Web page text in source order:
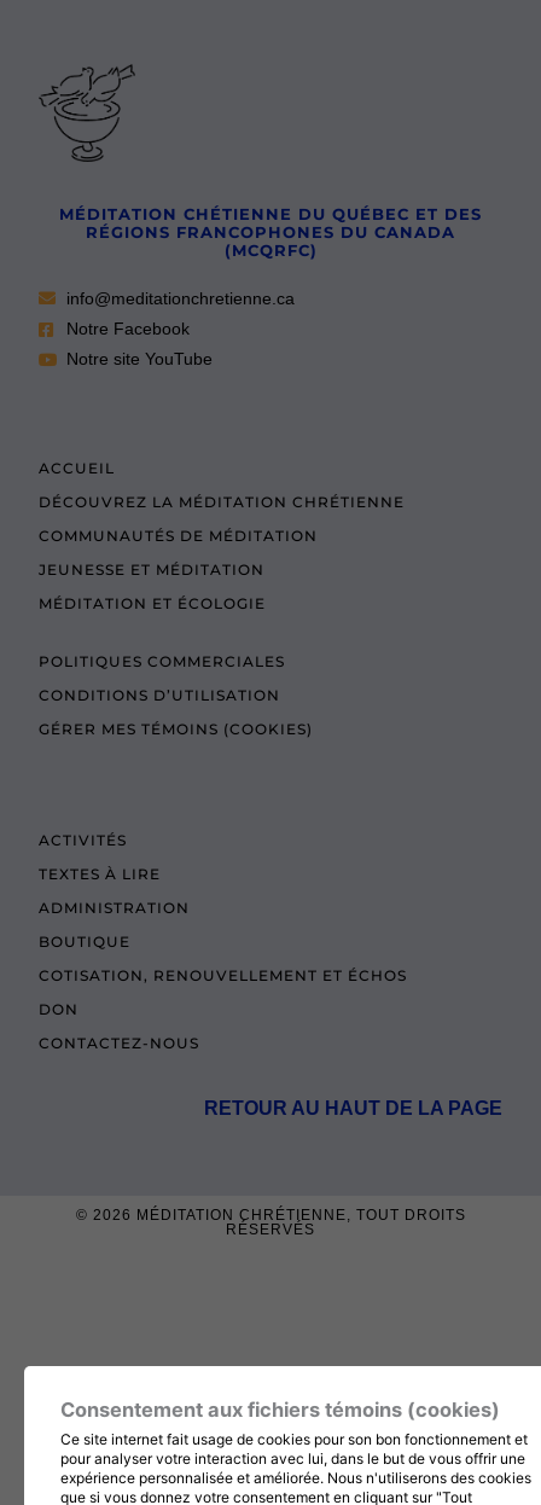
MÉDITATION CHÉTIENNE DU QUÉBEC ET DES
RÉGIONS FRANCOPHONES DU CANADA
(MCQRFC)
info@meditationchretienne.ca
Notre Facebook
Notre site YouTube
ACCUEIL
DÉCOUVREZ LA MÉDITATION CHRÉTIENNE
COMMUNAUTÉS DE MÉDITATION
JEUNESSE ET MÉDITATION
MÉDITATION ET ÉCOLOGIE
POLITIQUES COMMERCIALES
CONDITIONS D’UTILISATION
GÉRER MES TÉMOINS (COOKIES)
ACTIVITÉS
TEXTES À LIRE
ADMINISTRATION
BOUTIQUE
COTISATION, RENOUVELLEMENT ET ÉCHOS
DON
CONTACTEZ-NOUS
RETOUR AU HAUT DE LA PAGE
© 2026 MÉDITATION CHRÉTIENNE, TOUT DROITS
RÉSERVÉS
Consentement aux fichiers témoins (cookies)
Ce site internet fait usage de cookies pour son bon fonctionnement et
pour analyser votre interaction avec lui, dans le but de vous offrir une
expérience personnalisée et améliorée. Nous n'utiliserons des cookies
que si vous donnez votre consentement en cliquant sur "Tout